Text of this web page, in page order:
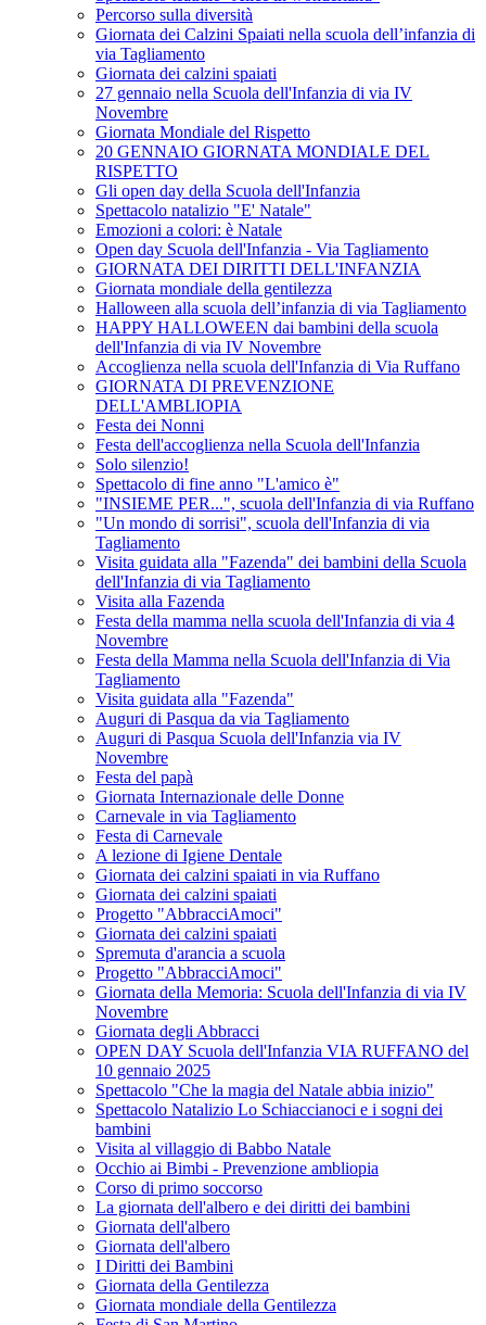
Percorso sulla diversità
Giornata dei Calzini Spaiati nella scuola dell’infanzia di
via Tagliamento
Giornata dei calzini spaiati
27 gennaio nella Scuola dell'Infanzia di via IV
Novembre
Giornata Mondiale del Rispetto
20 GENNAIO GIORNATA MONDIALE DEL
RISPETTO
Gli open day della Scuola dell'Infanzia
Spettacolo natalizio "E' Natale"
Emozioni a colori: è Natale
Open day Scuola dell'Infanzia - Via Tagliamento
GIORNATA DEI DIRITTI DELL'INFANZIA
Giornata mondiale della gentilezza
Halloween alla scuola dell’infanzia di via Tagliamento
HAPPY HALLOWEEN dai bambini della scuola
dell'Infanzia di via IV Novembre
Accoglienza nella scuola dell'Infanzia di Via Ruffano
GIORNATA DI PREVENZIONE
DELL'AMBLIOPIA
Festa dei Nonni
Festa dell'accoglienza nella Scuola dell'Infanzia
Solo silenzio!
Spettacolo di fine anno "L'amico è"
"INSIEME PER...", scuola dell'Infanzia di via Ruffano
"Un mondo di sorrisi", scuola dell'Infanzia di via
Tagliamento
Visita guidata alla "Fazenda" dei bambini della Scuola
dell'Infanzia di via Tagliamento
Visita alla Fazenda
Festa della mamma nella scuola dell'Infanzia di via 4
Novembre
Festa della Mamma nella Scuola dell'Infanzia di Via
Tagliamento
Visita guidata alla "Fazenda"
Auguri di Pasqua da via Tagliamento
Auguri di Pasqua Scuola dell'Infanzia via IV
Novembre
Festa del papà
Giornata Internazionale delle Donne
Carnevale in via Tagliamento
Festa di Carnevale
A lezione di Igiene Dentale
Giornata dei calzini spaiati in via Ruffano
Giornata dei calzini spaiati
Progetto "AbbracciAmoci"
Giornata dei calzini spaiati
Spremuta d'arancia a scuola
Progetto "AbbracciAmoci"
Giornata della Memoria: Scuola dell'Infanzia di via IV
Novembre
Giornata degli Abbracci
OPEN DAY Scuola dell'Infanzia VIA RUFFANO del
10 gennaio 2025
Spettacolo "Che la magia del Natale abbia inizio"
Spettacolo Natalizio Lo Schiaccianoci e i sogni dei
bambini
Visita al villaggio di Babbo Natale
Occhio ai Bimbi - Prevenzione ambliopia
Corso di primo soccorso
La giornata dell'albero e dei diritti dei bambini
Giornata dell'albero
Giornata dell'albero
I Diritti dei Bambini
Giornata della Gentilezza
Giornata mondiale della Gentilezza